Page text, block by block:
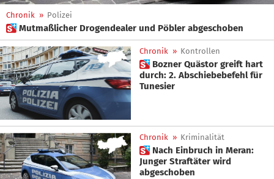
Chronik » Polizei
 Mutmaßlicher Drogendealer und Pöbler abgeschoben
Chronik » Kontrollen
 Bozner Quästor greift hart
durch: 2. Abschiebebefehl für
Tunesier
Chronik » Kriminalität
 Nach Einbruch in Meran:
Junger Straftäter wird
abgeschoben